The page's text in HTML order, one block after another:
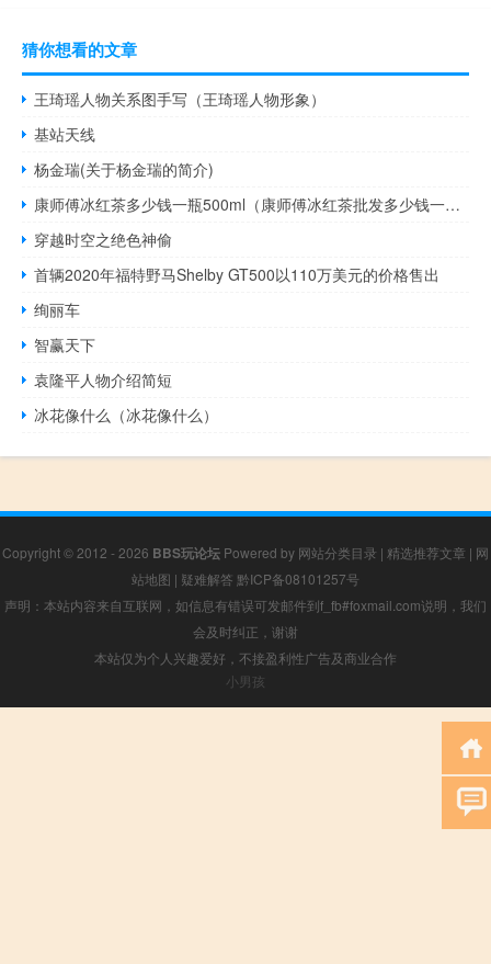
猜你想看的文章
王琦瑶人物关系图手写（王琦瑶人物形象）
基站天线
杨金瑞(关于杨金瑞的简介)
康师傅冰红茶多少钱一瓶500ml（康师傅冰红茶批发多少钱一箱）
穿越时空之绝色神偷
首辆2020年福特野马Shelby GT500以110万美元的价格售出
绚丽车
智赢天下
袁隆平人物介绍简短
冰花像什么（冰花像什么）
Copyright © 2012 - 2026 BBS玩论坛 Powered by 网站分类目录 | 精选推荐文章 | 网
站地图 | 疑难解答 黔ICP备08101257号
声明：本站内容来自互联网，如信息有错误可发邮件到f_fb#foxmail.com说明，我们
会及时纠正，谢谢
本站仅为个人兴趣爱好，不接盈利性广告及商业合作
小男孩